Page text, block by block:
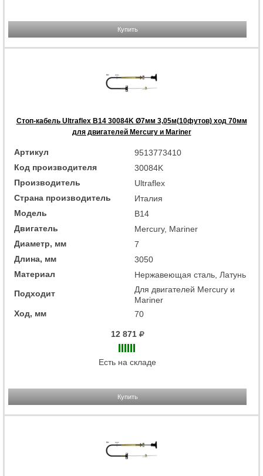
Купить
Стоп-кабель Ultraflex B14 30084K Ø7мм 3,05м(10футов) ход 70мм
для двигателей Mercury и Mariner
Артикул
9513773410
Код производителя
30084K
Производитель
Ultraflex
Страна производитель
Италия
Модель
B14
Двигатель
Mercury, Mariner
Диаметр, мм
7
Длина, мм
3050
Материал
Нержавеющая сталь, Латунь
Подходит
Для двигателей Mercury и
Mariner
Ход, мм
70
12 871
Есть на складе
Купить